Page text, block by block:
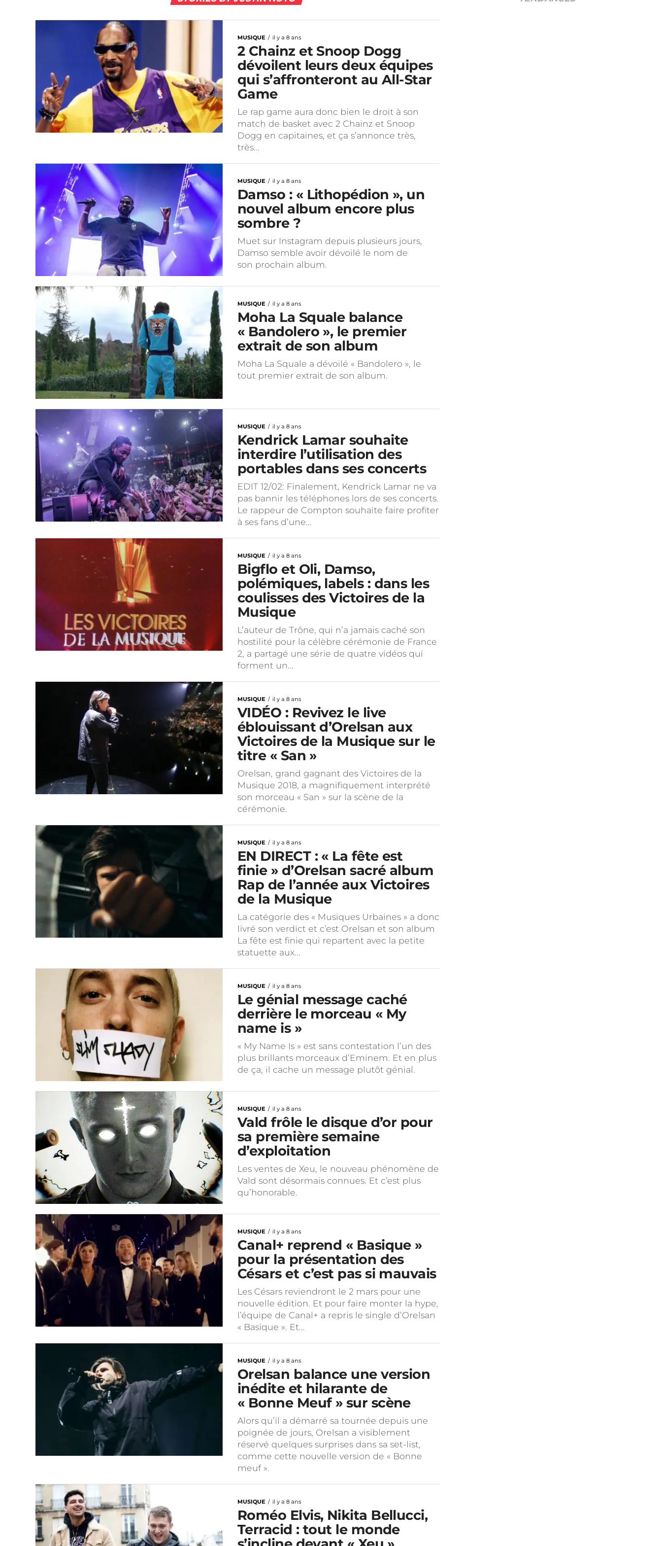
MUSIQUE il y a 8 ans
2 Chainz et Snoop Dogg
dévoilent leurs deux équipes
qui s’affronteront au All-Star
Game
Le rap game aura donc bien le droit à son
match de basket avec 2 Chainz et Snoop
Dogg en capitaines, et ça s’annonce très,
très...
MUSIQUE il y a 8 ans
Damso : « Lithopédion », un
nouvel album encore plus
sombre ?
Muet sur Instagram depuis plusieurs jours,
Damso semble avoir dévoilé le nom de
son prochain album.
MUSIQUE il y a 8 ans
Moha La Squale balance
« Bandolero », le premier
extrait de son album
Moha La Squale a dévoilé « Bandolero », le
tout premier extrait de son album.
MUSIQUE il y a 8 ans
Kendrick Lamar souhaite
interdire l’utilisation des
portables dans ses concerts
EDIT 12/02: Finalement, Kendrick Lamar ne va
pas bannir les téléphones lors de ses concerts.
Le rappeur de Compton souhaite faire profiter
à ses fans d’une...
MUSIQUE il y a 8 ans
Bigflo et Oli, Damso,
polémiques, labels : dans les
coulisses des Victoires de la
Musique
L’auteur de Trône, qui n’a jamais caché son
hostilité pour la célèbre cérémonie de France
2, a partagé une série de quatre vidéos qui
forment un...
MUSIQUE il y a 8 ans
VIDÉO : Revivez le live
éblouissant d’Orelsan aux
Victoires de la Musique sur le
titre « San »
Orelsan, grand gagnant des Victoires de la
Musique 2018, a magnifiquement interprété
son morceau « San » sur la scène de la
cérémonie.
MUSIQUE il y a 8 ans
EN DIRECT : « La fête est
finie » d’Orelsan sacré album
Rap de l’année aux Victoires
de la Musique
La catégorie des « Musiques Urbaines » a donc
livré son verdict et c’est Orelsan et son album
La fête est finie qui repartent avec la petite
statuette aux...
MUSIQUE il y a 8 ans
Le génial message caché
derrière le morceau « My
name is »
« My Name Is » est sans contestation l’un des
plus brillants morceaux d’Eminem. Et en plus
de ça, il cache un message plutôt génial.
MUSIQUE il y a 8 ans
Vald frôle le disque d’or pour
sa première semaine
d’exploitation
Les ventes de Xeu, le nouveau phénomène de
Vald sont désormais connues. Et c’est plus
qu’honorable.
MUSIQUE il y a 8 ans
Canal+ reprend « Basique »
pour la présentation des
Césars et c’est pas si mauvais
Les Césars reviendront le 2 mars pour une
nouvelle édition. Et pour faire monter la hype,
l’équipe de Canal+ a repris le single d’Orelsan
« Basique ». Et...
MUSIQUE il y a 8 ans
Orelsan balance une version
inédite et hilarante de
« Bonne Meuf » sur scène
Alors qu’il a démarré sa tournée depuis une
poignée de jours, Orelsan a visiblement
réservé quelques surprises dans sa set-list,
comme cette nouvelle version de « Bonne
meuf ».
MUSIQUE il y a 8 ans
Roméo Elvis, Nikita Bellucci,
Terracid : tout le monde